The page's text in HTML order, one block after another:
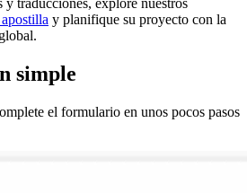
y traducciones, explore nuestros
y planifique su proyecto con la
simple
el formulario en unos pocos pasos